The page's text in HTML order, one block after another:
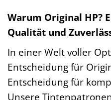
Warum Original HP?
Qualität und
In einer Welt voller
Entscheidung für
Entscheidung für
Unsere